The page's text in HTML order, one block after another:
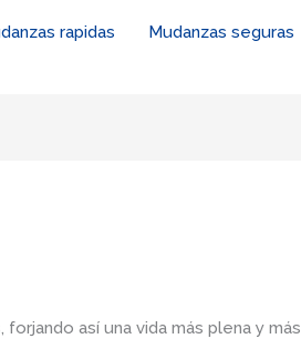
rapidas Mudanzas seguras
así una vida más plena y